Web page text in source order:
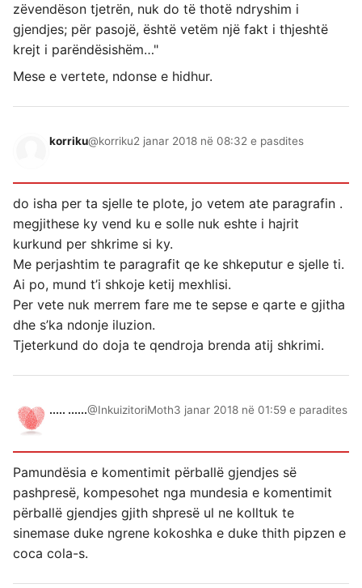
zëvendëson tjetrën, nuk do të thotë ndryshim i
gjendjes; për pasojë, është vetëm një fakt i thjeshtë
krejt i parëndësishëm…"
Mese e vertete, ndonse e hidhur.
korriku@korriku2 janar 2018 në 08:32 e pasdites
do isha per ta sjelle te plote, jo vetem ate paragrafin .
megjithese ky vend ku e solle nuk eshte i hajrit
kurkund per shkrime si ky.
Me perjashtim te paragrafit qe ke shkeputur e sjelle ti.
Ai po, mund t’i shkoje ketij mexhlisi.
Per vete nuk merrem fare me te sepse e qarte e gjitha
dhe s’ka ndonje iluzion.
Tjeterkund do doja te qendroja brenda atij shkrimi.
..... ......@InkuizitoriMoth3 janar 2018 në 01:59 e paradites
Pamundësia e komentimit përballë gjendjes së
pashpresë, kompesohet nga mundesia e komentimit
përballë gjendjes gjith shpresë ul ne kolltuk te
sinemase duke ngrene kokoshka e duke thith pipzen e
coca cola-s.